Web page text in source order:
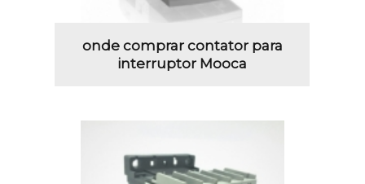
onde comprar contator para
interruptor Mooca